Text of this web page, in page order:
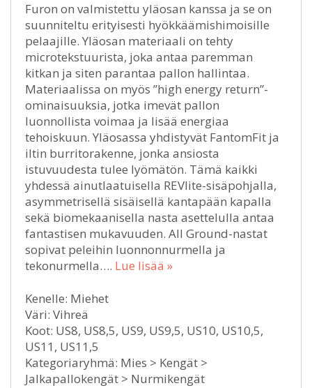
Furon on valmistettu yläosan kanssa ja se on
suunniteltu erityisesti hyökkäämishimoisille
pelaajille. Yläosan materiaali on tehty
microtekstuurista, joka antaa paremman
kitkan ja siten parantaa pallon hallintaa.
Materiaalissa on myös ”high energy return”-
ominaisuuksia, jotka imevät pallon
luonnollista voimaa ja lisää energiaa
tehoiskuun. Yläosassa yhdistyvät FantomFit ja
iltin burritorakenne, jonka ansiosta
istuvuudesta tulee lyömätön. Tämä kaikki
yhdessä ainutlaatuisella REVlite-sisäpohjalla,
asymmetrisellä sisäisellä kantapään kapalla
sekä biomekaanisella nasta asettelulla antaa
fantastisen mukavuuden. All Ground-nastat
sopivat peleihin luonnonnurmella ja
tekonurmella…. Lue lisää »
Kenelle: Miehet
Väri: Vihreä
Koot: US8, US8,5, US9, US9,5, US10, US10,5,
US11, US11,5
Kategoriaryhmä: Mies > Kengät >
Jalkapallokengät > Nurmikengät